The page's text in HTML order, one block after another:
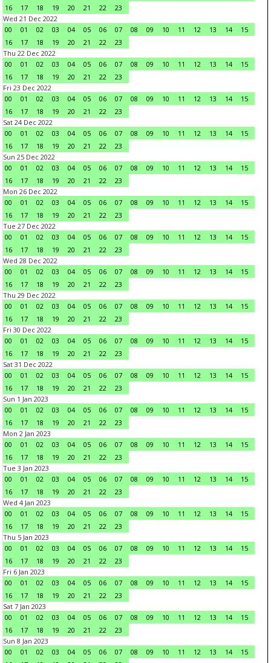
16
17 18 19 20 21 22
23
Wed 21 Dec 2022
00
01 02 03 04 05 06 07 08 09 10 11 12 13 14
15
16
17 18 19 20 21 22
23
Thu 22 Dec 2022
00
01 02 03 04 05 06 07 08 09 10 11 12 13 14
15
16
17 18 19 20 21 22
23
Fri 23 Dec 2022
00
01 02 03 04 05 06 07 08 09 10 11 12 13 14
15
16
17 18 19 20 21 22
23
Sat 24 Dec 2022
00
01 02 03 04 05 06 07 08 09 10 11 12 13 14
15
16
17 18 19 20 21 22
23
Sun 25 Dec 2022
00
01 02 03 04 05 06 07 08 09 10 11 12 13 14
15
16
17 18 19 20 21 22
23
Mon 26 Dec 2022
00
01 02 03 04 05 06 07 08 09 10 11 12 13 14
15
16
17 18 19 20 21 22
23
Tue 27 Dec 2022
00
01 02 03 04 05 06 07 08 09 10 11 12 13 14
15
16
17 18 19 20 21 22
23
Wed 28 Dec 2022
00
01 02 03 04 05 06 07 08 09 10 11 12 13 14
15
16
17 18 19 20 21 22
23
Thu 29 Dec 2022
00
01 02 03 04 05 06 07 08 09 10 11 12 13 14
15
16
17 18 19 20 21 22
23
Fri 30 Dec 2022
00
01 02 03 04 05 06 07 08 09 10 11 12 13 14
15
16
17 18 19 20 21 22
23
Sat 31 Dec 2022
00
01 02 03 04 05 06 07 08 09 10 11 12 13 14
15
16
17 18 19 20 21 22
23
Sun 1 Jan 2023
00
01 02 03 04 05 06 07 08 09 10 11 12 13 14
15
16
17 18 19 20 21 22
23
Mon 2 Jan 2023
00
01 02 03 04 05 06 07 08 09 10 11 12 13 14
15
16
17 18 19 20 21 22
23
Tue 3 Jan 2023
00
01 02 03 04 05 06 07 08 09 10 11 12 13 14
15
16
17 18 19 20 21 22
23
Wed 4 Jan 2023
00
01 02 03 04 05 06 07 08 09 10 11 12 13 14
15
16
17 18 19 20 21 22
23
Thu 5 Jan 2023
00
01 02 03 04 05 06 07 08 09 10 11 12 13 14
15
16
17 18 19 20 21 22
23
Fri 6 Jan 2023
00
01 02 03 04 05 06 07 08 09 10 11 12 13 14
15
16
17 18 19 20 21 22
23
Sat 7 Jan 2023
00
01 02 03 04 05 06 07 08 09 10 11 12 13 14
15
16
17 18 19 20 21 22
23
Sun 8 Jan 2023
00
01 02 03 04 05 06 07 08 09 10 11 12 13 14
15